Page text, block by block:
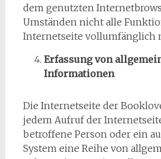
dem genutzten
Umständen nicht alle
Internetseite vollumfänglich
Erfassung von
Informationen
Die Internetseite der
jedem Aufruf der
betroffene Person oder ein
System eine Reihe von